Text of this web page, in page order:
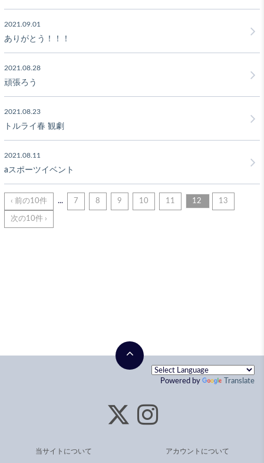
2021.09.01
ありがとう！！！
2021.08.28
頑張ろう
2021.08.23
トルライ春 観劇
2021.08.11
aスポーツイベント
‹ 前の10件 ... 7 8 9 10 11 12 13
次の10件 ›
Powered by Translate
当サイトについて アカウントについて